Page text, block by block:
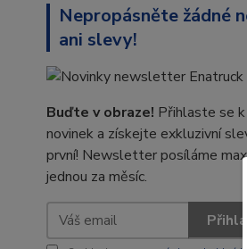
Nepropásněte žádné
ani slevy!
Buďte v obraze! Přihlaste se
novinek a získejte exkluzivní
první! Newsletter posíláme
jednou za měsíc.